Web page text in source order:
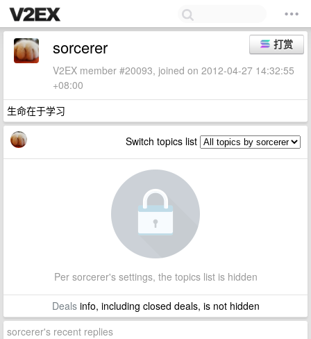
打赏
sorcerer
V2EX member #20093, joined on 2012-04-27 14:32:55
+08:00
生命在于学习
Switch topics list
Per sorcerer's settings, the topics list is hidden
Dealsinfo, including closed deals, is not hidden
sorcerer's recent replies